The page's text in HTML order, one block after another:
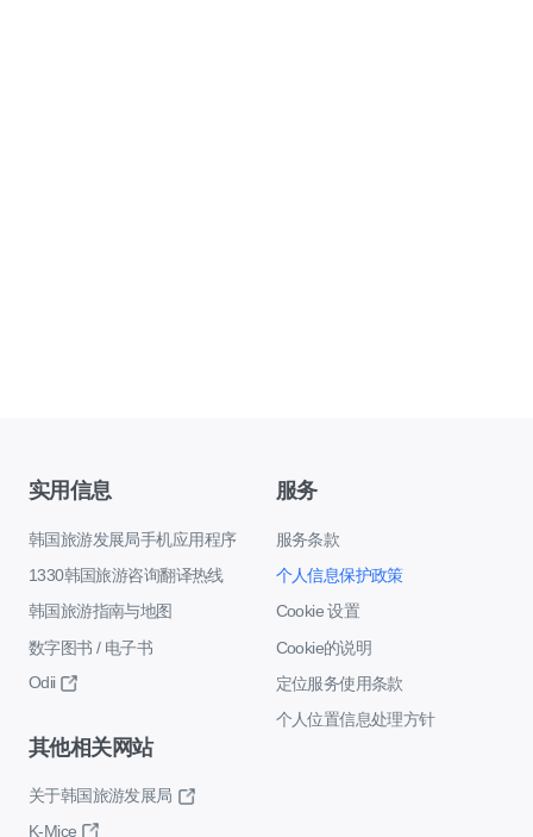
实用信息
韩国旅游发展局手机应用程序
1330韩国旅游咨询翻译热线
韩国旅游指南与地图
数字图书 / 电子书
Odii
服务
服务条款
个人信息保护政策
Cookie 设置
Cookie的说明
定位服务使用条款
个人位置信息处理方针
其他相关网站
关于韩国旅游发展局
K-Mice